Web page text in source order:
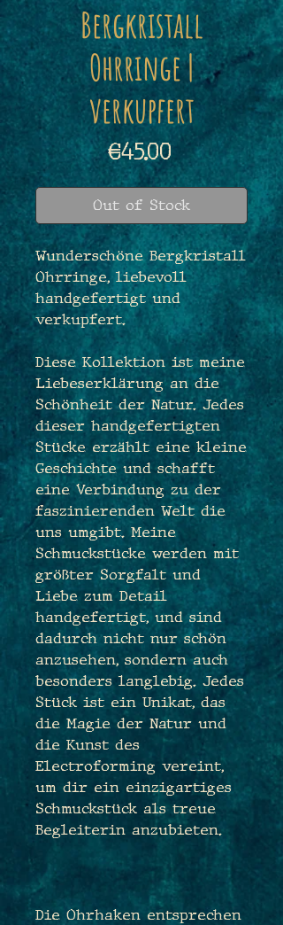
Bergkristall
Ohrringe |
verkupfert
€45.00Price
Out of Stock
Wunderschöne Bergkristall
Ohrringe, liebevoll
handgefertigt und
verkupfert.
Diese Kollektion ist meine
Liebeserklärung an die
Schönheit der Natur. Jedes
dieser handgefertigten
Stücke erzählt eine kleine
Geschichte und schafft
eine Verbindung zu der
faszinierenden Welt die
uns umgibt. Meine
Schmuckstücke werden mit
größter Sorgfalt und
Liebe zum Detail
handgefertigt, und sind
dadurch nicht nur schön
anzusehen, sondern auch
besonders langlebig. Jedes
Stück ist ein Unikat, das
die Magie der Natur und
die Kunst des
Electroforming vereint,
um dir ein einzigartiges
Schmuckstück als treue
Begleiterin anzubieten.
Die Ohrhaken entsprechen